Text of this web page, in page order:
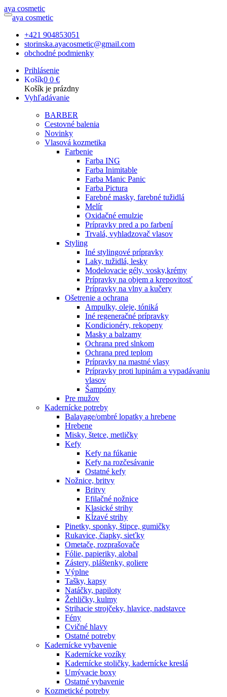
aya cosmetic
aya cosmetic
+421 904853051
storinska.ayacosmetic@gmail.com
obchodné podmienky
Prihlásenie
Košík0 0 €
Košík je prázdny
Vyhľadávanie
BARBER
Cestovné balenia
Novinky
Vlasová kozmetika
Farbenie
Farba ING
Farba Inimitable
Farba Manic Panic
Farba Pictura
Farebné masky, farebné tužidlá
Melír
Oxidačné emulzie
Prípravky pred a po farbení
Trvalá, vyhladzovač vlasov
Styling
Iné stylingové prípravky
Laky, tužidlá, lesky
Modelovacie gély, vosky,krémy
Prípravky na objem a krepovitosť
Prípravky na vlny a kučery
Ošetrenie a ochrana
Ampulky, oleje, tóniká
Iné regeneračné prípravky
Kondicionéry, rekopeny
Masky a balzamy
Ochrana pred slnkom
Ochrana pred teplom
Prípravky na mastné vlasy
Prípravky proti lupinám a vypadávaniu
vlasov
Šampóny
Pre mužov
Kadernícke potreby
Balayage/ombré lopatky a hrebene
Hrebene
Misky, štetce, metličky
Kefy
Kefy na fúkanie
Kefy na rozčesávanie
Ostatné kefy
Nožnice, britvy
Britvy
Efilačné nožnice
Klasické strihy
Kĺzavé strihy
Pinetky, sponky, štipce, gumičky
Rukavice, čiapky, sieťky
Ometače, rozprašovače
Fólie, papieriky, alobal
Zástery, pláštenky, goliere
Výplne
Tašky, kapsy
Natáčky, papiloty
Žehličky, kulmy
Strihacie strojčeky, hlavice, nadstavce
Fény
Cvičné hlavy
Ostatné potreby
Kadernícke vybavenie
Kadernícke vozíky
Kadernícke stoličky, kadernícke kreslá
Umývacie boxy
Ostatné vybavenie
Kozmetické potreby